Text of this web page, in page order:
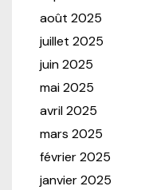
août 2025
juillet 2025
juin 2025
mai 2025
avril 2025
mars 2025
février 2025
janvier 2025